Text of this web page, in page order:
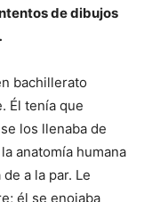
de dibujos
bachillerato
Él tenía que
los llenaba de
anatomía humana
a la par. Le
él se enojaba